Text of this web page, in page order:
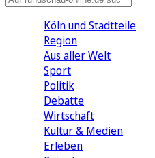
Köln und Stadtteile
Region
Aus aller Welt
Sport
Politik
Debatte
Wirtschaft
Kultur & Medien
Erleben